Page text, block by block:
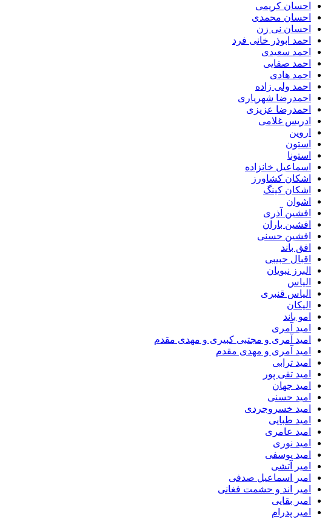
احسان کریمی
احسان محمدی
احسان نی زن
احمد ابوذر خانی فرد
احمد سعیدی
احمد صفایی
احمد هادی
احمد ولی زاده
احمدرضا شهریاری
احمدرضا عزیزی
ادریس غلامی
اروین
استون
استونا
اسماعیل خانزاده
اشکان کشاورز
اشکان کینگ
اشوان
افشین آذری
افشین باران
افشین حسنی
افق باند
اقبال حبیبی
البرز نبویان
الیاس
الیاس قنبرى
الیکان
امو باند
امید آمری
امید آمری و مجتبی کبیری و مهدى مقدم
امید آمری و مهدی مقدم
امید ترابی
امید تقی پور
امید جهان
امید حسنی
امید خسروجردی
امید طبایی
امید عامری
امید نوری
امید یوسفی
امیر آتشی
امیر اسماعیل صدفی
امیر اند و حشمت فغانی
امیر بقایی
امیر پدرام